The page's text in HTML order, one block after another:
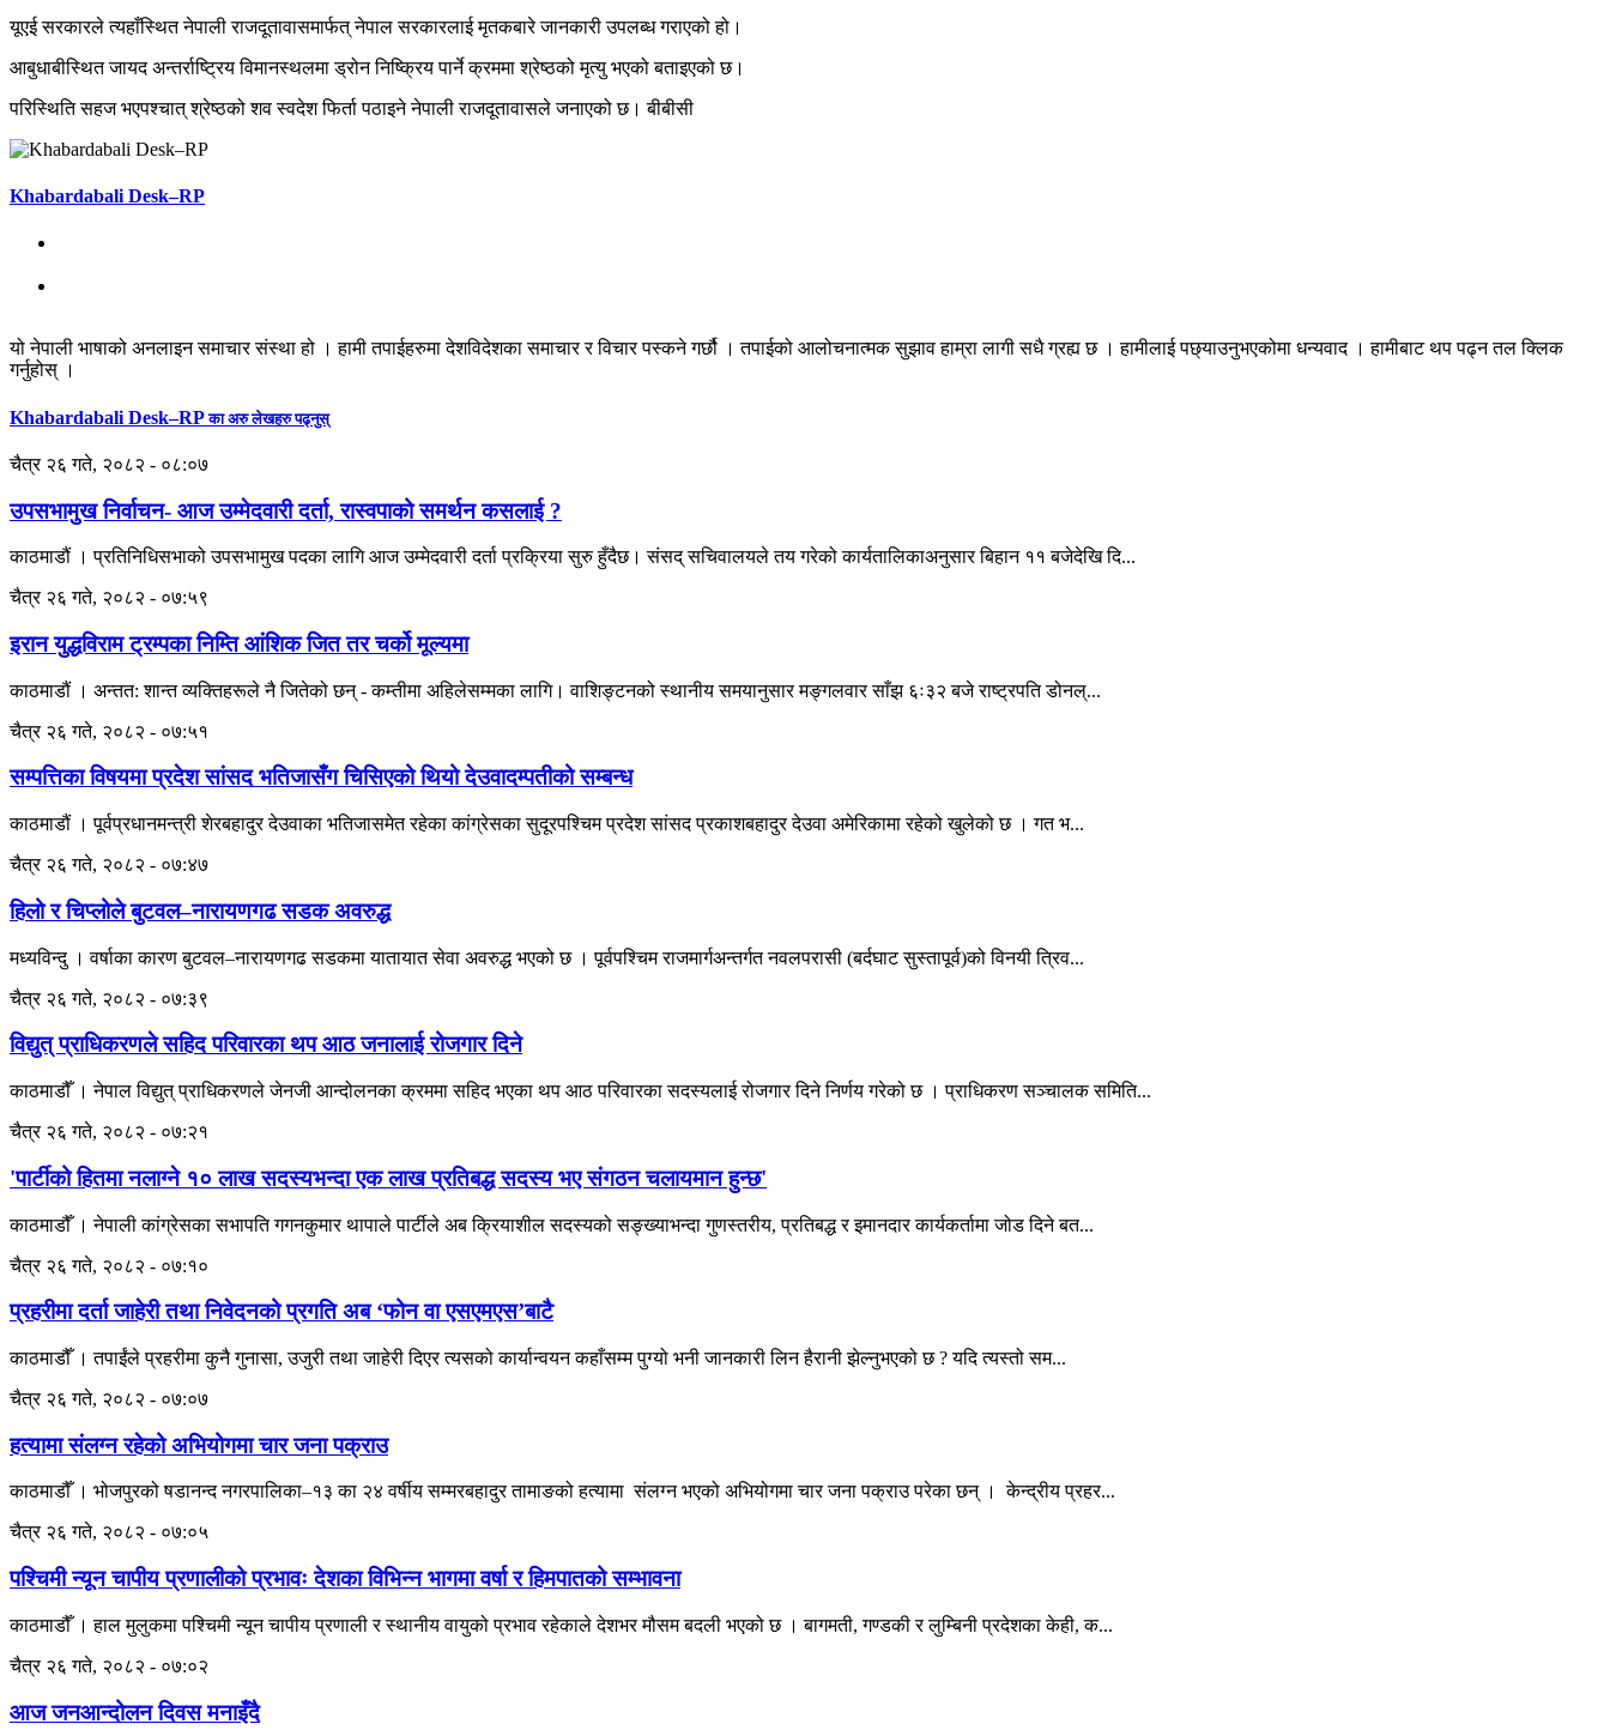
यूएई सरकारले त्यहाँस्थित नेपाली राजदूतावासमार्फत् नेपाल सरकारलाई मृतकबारे जानकारी उपलब्ध गराएको हो।
आबुधाबीस्थित जायद अन्तर्राष्ट्रिय विमानस्थलमा ड्रोन निष्क्रिय पार्ने क्रममा श्रेष्ठको मृत्यु भएको बताइएको छ।
परिस्थिति सहज भएपश्चात् श्रेष्ठको शव स्वदेश फिर्ता पठाइने नेपाली राजदूतावासले जनाएको छ। बीबीसी
Khabardabali Desk–RP
यो नेपाली भाषाको अनलाइन समाचार संस्था हो । हामी तपाईहरुमा देशविदेशका समाचार र विचार पस्कने गर्छौ । तपाईको आलोचनात्मक सुझाव हाम्रा लागी सधै ग्रह्य छ । हामीलाई पछ्याउनुभएकोमा धन्यवाद । हामीबाट थप पढ्न तल क्लिक
गर्नुहोस् ।
Khabardabali Desk–RPका अरु लेखहरु पढ्नुस्
चैत्र २६ गते, २०८२ - ०८:०७
उपसभामुख निर्वाचन- आज उम्मेदवारी दर्ता, रास्वपाको समर्थन कसलाई ?
काठमाडौं । प्रतिनिधिसभाको उपसभामुख पदका लागि आज उम्मेदवारी दर्ता प्रक्रिया सुरु हुँदैछ। संसद् सचिवालयले तय गरेको कार्यतालिकाअनुसार बिहान ११ बजेदेखि दि...
चैत्र २६ गते, २०८२ - ०७:५९
इरान युद्धविराम ट्रम्पका निम्ति आंशिक जित तर चर्को मूल्यमा
काठमाडौं । अन्तत: शान्त व्यक्तिहरूले नै जितेको छन् - कम्तीमा अहिलेसम्मका लागि। वाशिङ्टनको स्थानीय समयानुसार मङ्गलवार साँझ ६ः३२ बजे राष्ट्रपति डोनल्...
चैत्र २६ गते, २०८२ - ०७:५१
सम्पत्तिका विषयमा प्रदेश सांसद भतिजासँग चिसिएको थियो देउवादम्पतीको सम्बन्ध
काठमाडौं । पूर्वप्रधानमन्त्री शेरबहादुर देउवाका भतिजासमेत रहेका कांग्रेसका सुदूरपश्चिम प्रदेश सांसद प्रकाशबहादुर देउवा अमेरिकामा रहेको खुलेको छ । गत भ...
चैत्र २६ गते, २०८२ - ०७:४७
हिलो र चिप्लोले बुटवल–नारायणगढ सडक अवरुद्ध
मध्यविन्दु । वर्षाका कारण बुटवल–नारायणगढ सडकमा यातायात सेवा अवरुद्ध भएको छ । पूर्वपश्चिम राजमार्गअन्तर्गत नवलपरासी (बर्दघाट सुस्तापूर्व)को विनयी त्रिव...
चैत्र २६ गते, २०८२ - ०७:३९
विद्युत् प्राधिकरणले सहिद परिवारका थप आठ जनालाई रोजगार दिने
काठमाडौँ । नेपाल विद्युत् प्राधिकरणले जेनजी आन्दोलनका क्रममा सहिद भएका थप आठ परिवारका सदस्यलाई रोजगार दिने निर्णय गरेको छ । प्राधिकरण सञ्चालक समिति...
चैत्र २६ गते, २०८२ - ०७:२१
'पार्टीको हितमा नलाग्ने १० लाख सदस्यभन्दा एक लाख प्रतिबद्ध सदस्य भए संगठन चलायमान हुन्छ'
काठमाडौँ । नेपाली कांग्रेसका सभापति गगनकुमार थापाले पार्टीले अब क्रियाशील सदस्यको सङ्ख्याभन्दा गुणस्तरीय, प्रतिबद्ध र इमानदार कार्यकर्तामा जोड दिने बत...
चैत्र २६ गते, २०८२ - ०७:१०
प्रहरीमा दर्ता जाहेरी तथा निवेदनको प्रगति अब ‘फोन वा एसएमएस’बाटै
काठमाडौँ । तपाईंले प्रहरीमा कुनै गुनासा, उजुरी तथा जाहेरी दिएर त्यसको कार्यान्वयन कहाँसम्म पुग्यो भनी जानकारी लिन हैरानी झेल्नुभएको छ ? यदि त्यस्तो सम...
चैत्र २६ गते, २०८२ - ०७:०७
हत्यामा संलग्न रहेको अभियोगमा चार जना पक्राउ
काठमाडौँ । भोजपुरको षडानन्द नगरपालिका–१३ का २४ वर्षीय सम्मरबहादुर तामाङको हत्यामा संलग्न भएको अभियोगमा चार जना पक्राउ परेका छन् । केन्द्रीय प्रहर...
चैत्र २६ गते, २०८२ - ०७:०५
पश्चिमी न्यून चापीय प्रणालीको प्रभावः देशका विभिन्न भागमा वर्षा र हिमपातको सम्भावना
काठमाडौँ । हाल मुलुकमा पश्चिमी न्यून चापीय प्रणाली र स्थानीय वायुको प्रभाव रहेकाले देशभर मौसम बदली भएको छ । बागमती, गण्डकी र लुम्बिनी प्रदेशका केही, क...
चैत्र २६ गते, २०८२ - ०७:०२
आज जनआन्दोलन दिवस मनाइँदै